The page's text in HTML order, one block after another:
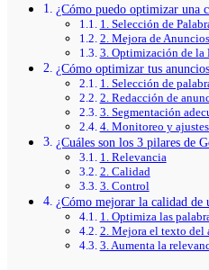
¿Cómo puedo optimizar una
1. Selección de
2. Mejora de Anuncios
3. Optimización de la
¿Cómo optimizar tus
1. Selección de
2. Redacción de
3. Segmentación
4. Monitoreo y
¿Cuáles son los 3 pilares de
1. Relevancia
2. Calidad
3. Control
¿Cómo mejorar la calidad de
1. Optimiza las
2. Mejora el texto del
3. Aumenta la